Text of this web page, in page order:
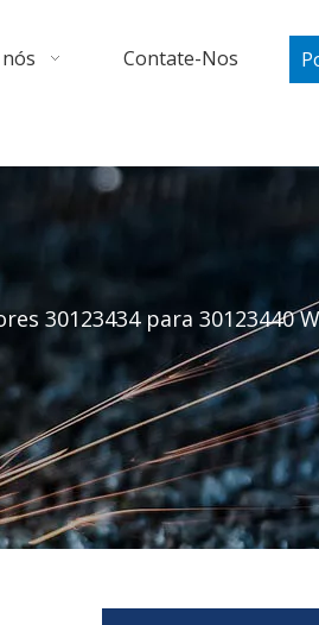
Contate-Nos
30123434 para 30123440